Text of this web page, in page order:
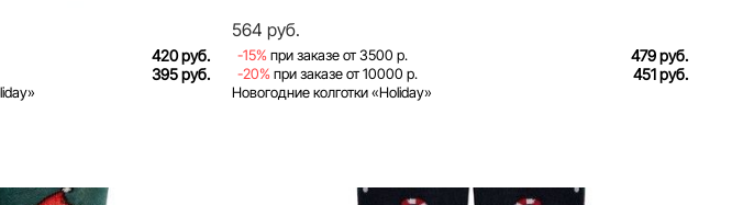
420 руб.
395 руб.
564 руб.
-15%при заказе от 3500 р. 479 руб.
-20%при заказе от 10000 р. 451 руб.
Новогодние колготки «Holiday»